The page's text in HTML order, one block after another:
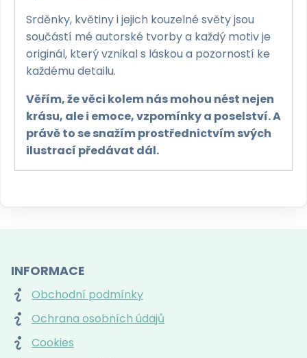
Srděnky, květiny i jejich kouzelné světy jsou
součástí mé autorské tvorby a každý motiv je
originál, který vznikal s láskou a pozorností ke
každému detailu.
Věřím, že věci kolem nás mohou nést nejen
krásu, ale i emoce, vzpomínky a poselství. A
právě to se snažím prostřednictvím svých
ilustrací předávat dál.
INFORMACE
Obchodní podmínky
Ochrana osobních údajů
Cookies